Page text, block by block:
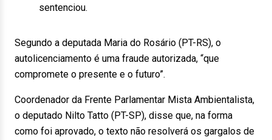
sentenciou.
Segundo a deputada Maria do Rosário (PT-RS), o
autolicenciamento é uma fraude autorizada, “que
compromete o presente e o futuro”.
Coordenador da Frente Parlamentar Mista Ambientalista,
o deputado Nilto Tatto (PT-SP), disse que, na forma
como foi aprovado, o texto não resolverá os gargalos de